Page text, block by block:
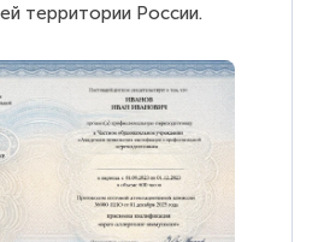
территории России.